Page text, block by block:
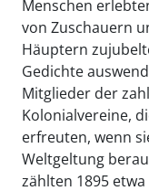
Menschen
von Zuschauern
Häuptern
Gedichte
Mitglieder der
Kolonialvereine,
erfreuten, wenn
Weltgeltung
zählten 1895